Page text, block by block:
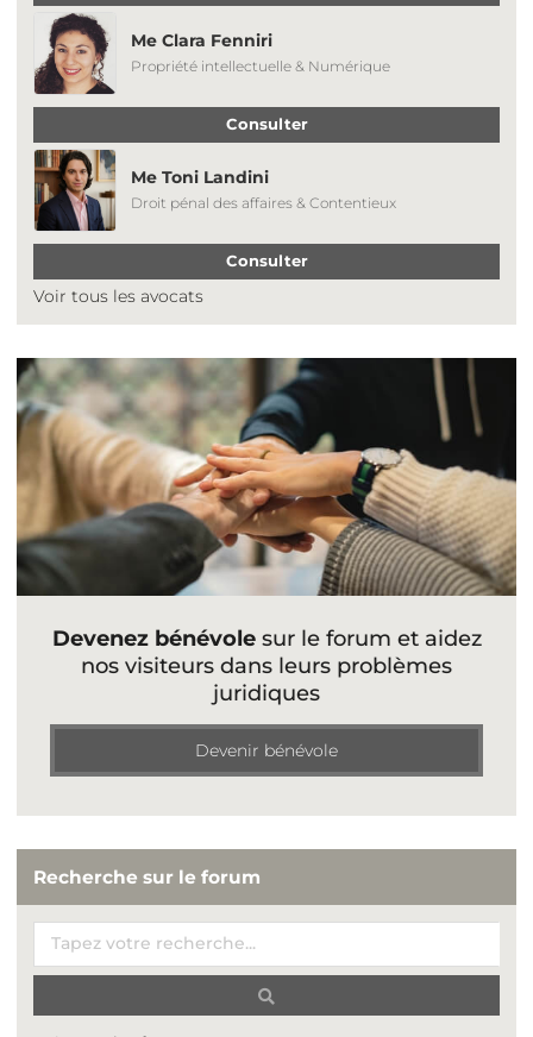
Me Clara Fenniri
Propriété intellectuelle & Numérique
Consulter
Me Toni Landini
Droit pénal des affaires & Contentieux
Consulter
Voir tous les avocats
Devenez bénévolesur le forum et aidez
nos visiteurs dans leurs problèmes
juridiques
Devenir bénévole
Recherche sur le forum